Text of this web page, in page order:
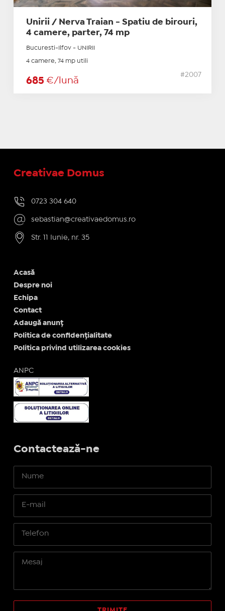
Unirii / Nerva Traian - Spatiu de birouri,
4 camere, parter, 74 mp
Bucuresti-Ilfov - UNIRII
4 camere, 74 mp utili
685 €/lună
#2007
Creativae Domus
0723 304 640
sebastian@creativaedomus.ro
Str. 11 Iunie, nr. 35
Acasă
Despre noi
Echipa
Contact
Adaugă anunț
Politica de confidențialitate
Politica privind utilizarea cookies
ANPC
Contactează-ne